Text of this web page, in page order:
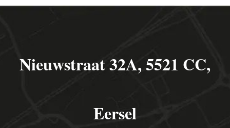
Nieuwstraat 32A, 5521 CC,
Eersel